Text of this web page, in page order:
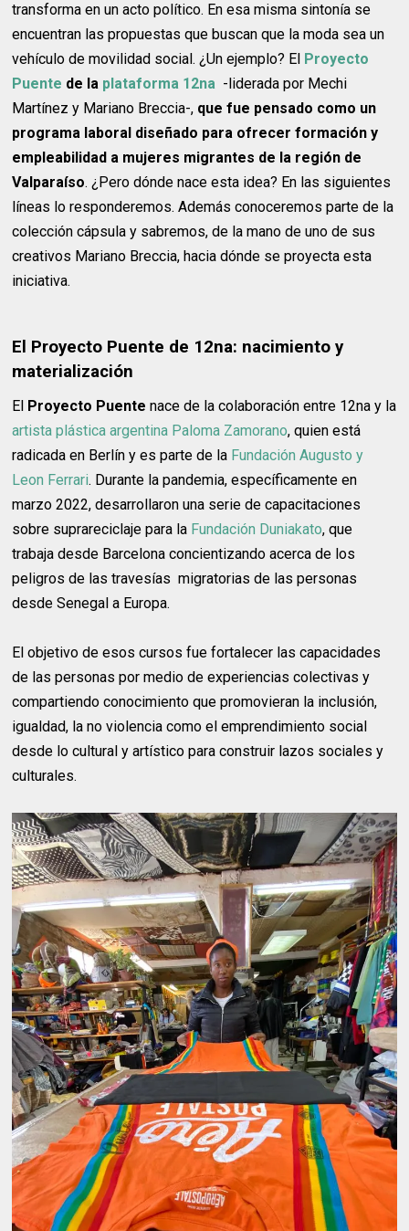
transforma en un acto político. En esa misma sintonía se
encuentran las propuestas que buscan que la moda sea un
vehículo de movilidad social. ¿Un ejemplo? El Proyecto
Puente de la plataforma 12na -liderada por Mechi
Martínez y Mariano Breccia-, que fue pensado como un
programa laboral diseñado para ofrecer formación y
empleabilidad a mujeres migrantes de la región de
Valparaíso. ¿Pero dónde nace esta idea? En las siguientes
líneas lo responderemos. Además conoceremos parte de la
colección cápsula y sabremos, de la mano de uno de sus
creativos Mariano Breccia, hacia dónde se proyecta esta
iniciativa.
El Proyecto Puente de 12na: nacimiento y
materialización
El Proyecto Puente nace de la colaboración entre 12na y la
artista plástica argentina Paloma Zamorano, quien está
radicada en Berlín y es parte de la Fundación Augusto y
Leon Ferrari. Durante la pandemia, específicamente en
marzo 2022, desarrollaron una serie de capacitaciones
sobre suprareciclaje para la Fundación Duniakato, que
trabaja desde Barcelona concientizando acerca de los
peligros de las travesías migratorias de las personas
desde Senegal a Europa.
El objetivo de esos cursos fue fortalecer las capacidades
de las personas por medio de experiencias colectivas y
compartiendo conocimiento que promovieran la inclusión,
igualdad, la no violencia como el emprendimiento social
desde lo cultural y artístico para construir lazos sociales y
culturales.